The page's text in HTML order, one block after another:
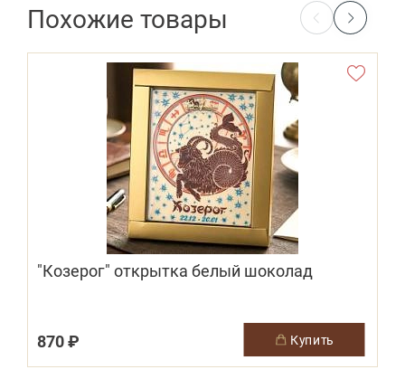
Похожие товары
"Козерог" открытка белый шоколад
870 ₽ купить